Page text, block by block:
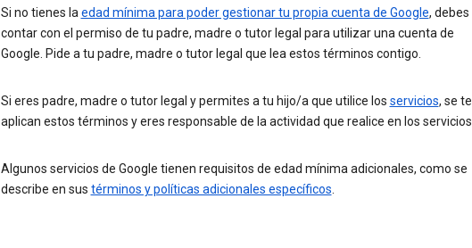
Si no tienes la edad mínima para poder gestionar tu propia cuenta de Google, debes
contar con el permiso de tu padre, madre o tutor legal para utilizar una cuenta de
Google. Pide a tu padre, madre o tutor legal que lea estos términos contigo.
Si eres padre, madre o tutor legal y permites a tu hijo/a que utilice los servicios, se te
aplican estos términos y eres responsable de la actividad que realice en los servicios.
Algunos servicios de Google tienen requisitos de edad mínima adicionales, como se
describe en sus términos y políticas adicionales específicos